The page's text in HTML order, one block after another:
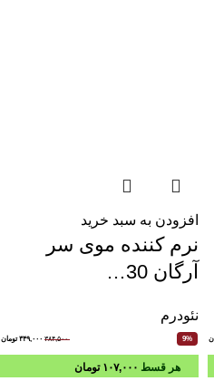
افزودن به سبد خرید
نرم کننده موی سر
آرگان 30…
نئودرم
9% ۳۸۴,۵۰۰ ۳۴۹,۰۰۰ تومان
هر قسط ۱۰۷,۰۰۰ تومان